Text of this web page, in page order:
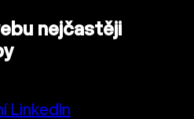
nejčastěji
LinkedIn